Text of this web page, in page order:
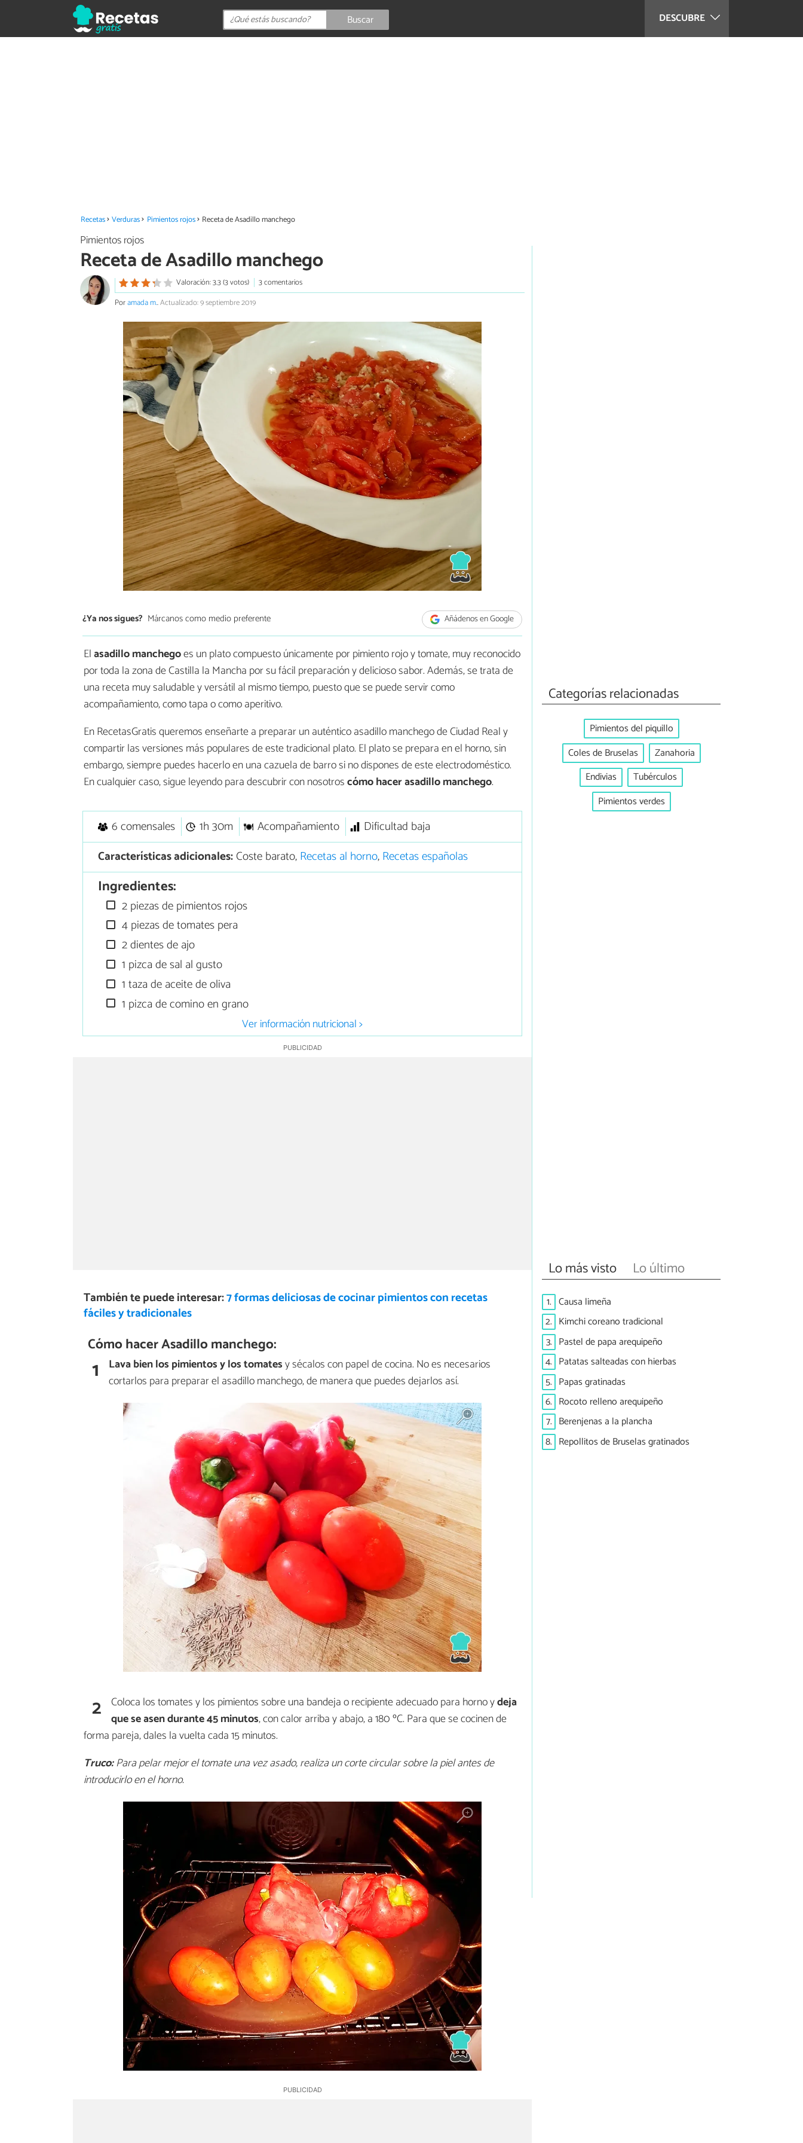
DESCUBRE
Buscar
Recetas Verduras Pimientos rojos Receta de Asadillo manchego
Pimientos rojos
Receta de Asadillo manchego
Valoración: 3.3 (3 votos)
3 comentarios
Poramada m..Actualizado: 9 septiembre 2019
¿Ya nos sigues? Márcanos como medio preferente Añádenos en Google
Elasadillo manchegoes un plato compuesto únicamente por pimiento rojo y tomate, muy reconocido
por toda la zona de Castilla la Mancha por su fácil preparación y delicioso sabor. Además, se trata de
una receta muy saludable y versátil al mismo tiempo, puesto que se puede servir como
acompañamiento, como tapa o como aperitivo.
En RecetasGratis queremos enseñarte a preparar un auténtico asadillo manchego de Ciudad Real y
compartir las versiones más populares de este tradicional plato. El plato se prepara en el horno, sin
embargo, siempre puedes hacerlo en una cazuela de barro si no dispones de este electrodoméstico.
En cualquier caso, sigue leyendo para descubrir con nosotroscómo hacer asadillo manchego.
6 comensales 1h 30m Acompañamiento
Dificultad baja
Características adicionales:Coste barato,Recetas al horno,Recetas españolas
Ingredientes:
2 piezas de pimientos rojos
4 piezas de tomates pera
2 dientes de ajo
1 pizca de sal al gusto
1 taza de aceite de oliva
1 pizca de comino en grano
Ver información nutricional >
También te puede interesar:7 formas deliciosas de cocinar pimientos con recetas
fáciles y tradicionales
Cómo hacer Asadillo manchego:
1 Lava bien los pimientos y los tomatesy sécalos con papel de cocina. No es necesarios
cortarlos para preparar el asadillo manchego, de manera que puedes dejarlos así.
2 Coloca los tomates y los pimientos sobre una bandeja o recipiente adecuado para horno ydeja
que se asen durante 45 minutos, con calor arriba y abajo, a 180 ºC. Para que se cocinen de
forma pareja, dales la vuelta cada 15 minutos.
Truco:Para pelar mejor el tomate una vez asado, realiza un corte circular sobre la piel antes de
introducirlo en el horno.
Categorías relacionadas
Pimientos del piquillo
Coles de Bruselas
Zanahoria
Endivias
Tubérculos
Pimientos verdes
Lo más visto Lo último
1. Causa limeña
2. Kimchi coreano tradicional
3. Pastel de papa arequipeño
4. Patatas salteadas con hierbas
5. Papas gratinadas
6. Rocoto relleno arequipeño
7. Berenjenas a la plancha
8. Repollitos de Bruselas gratinados